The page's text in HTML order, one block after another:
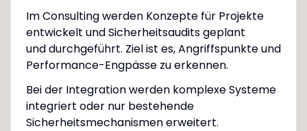
Im Consulting werden Konzepte für Projekte
entwickelt und Sicherheitsaudits geplant
und durchgeführt. Ziel ist es, Angriffspunkte und
Performance-Engpässe zu erkennen.
Bei der Integration werden komplexe Systeme
integriert oder nur bestehende
Sicherheitsmechanismen erweitert.